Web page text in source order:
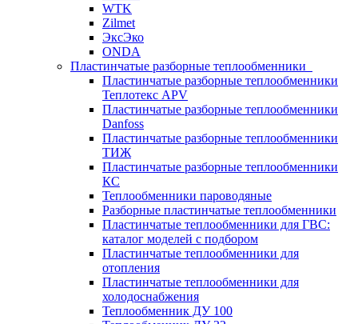
WTK
Zilmet
ЭксЭко
ONDA
Пластинчатые разборные теплообменники
Пластинчатые разборные теплообменники
Теплотекс APV
Пластинчатые разборные теплообменники
Danfoss
Пластинчатые разборные теплообменники
ТИЖ
Пластинчатые разборные теплообменники
КC
Теплообменники пароводяные
Разборные пластинчатые теплообменники
Пластинчатые теплообменники для ГВС:
каталог моделей с подбором
Пластинчатые теплообменники для
отопления
Пластинчатые теплообменники для
холодоснабжения
Теплообменник ДУ 100